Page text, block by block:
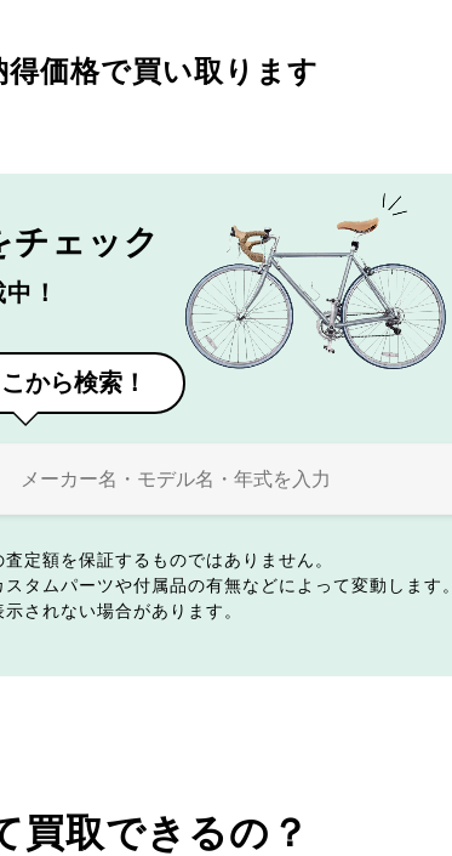
得価格で買い取ります
チェック
！
から検索！
定額を保証するものではありません。
タムパーツや付属品の有無などによって変動します。
されない場合があります。
買取できるの？